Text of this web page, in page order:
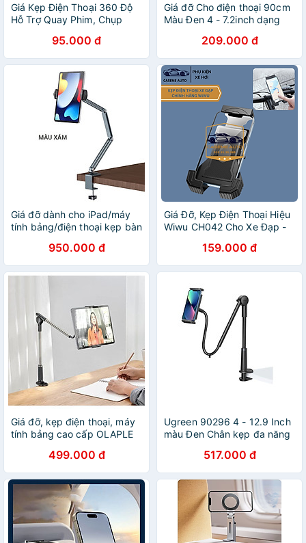
Giá Kẹp Điện Thoại 360 Độ
Hỗ Trợ Quay Phim, Chụp
Man - Hàng Nhập Khẩu
95.000 đ
Giá đỡ Cho điện thoại 90cm
Màu Đen 4 - 7.2inch dạng
80906 Hàng chính hãng
209.000 đ
Giá đỡ dành cho iPad/máy
tính bảng/điện thoại kẹp bàn
Hàng Nhập Khẩu
950.000 đ
Giá Đỡ, Kẹp Điện Thoại Hiệu
Wiwu CH042 Cho Xe Đạp -
Toàn, Tiện Dụng - Hàng
Chính Hãng
159.000 đ
Giá đỡ, kẹp điện thoại, máy
tính bảng cao cấp OLAPLE
chống cận thị, tiện ích -
Hàng nhập khẩu
499.000 đ
Ugreen 90296 4 - 12.9 Inch
màu Đen Chân kẹp đa năng
+ máy tính bảng LP485 -
Hàng chính hãng
517.000 đ